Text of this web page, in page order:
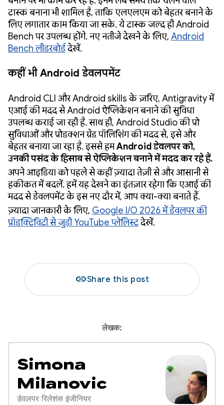
टास्क बनाना भी शामिल है, ताकि एलएलएम को बेहतर बनाने के
लिए लगातार काम किया जा सके. ये टास्क जल्द ही Android
Bench पर उपलब्ध होंगे. नए नतीजे देखने के लिए, Android
Bench लीडरबोर्डदेखें.
कहीं भी Android डेवलपमेंट
Android CLI और Android skills के ज़रिए, Antigravity में
एआई की मदद से Android ऐप्लिकेशन बनाने की सुविधा
उपलब्ध कराई जा रही है. साथ ही, Android Studio की प्रो
सुविधाओं और प्रोडक्शन ग्रेड पॉलिशिंग की मदद से, इसे और
बेहतर बनाया जा रहा है. इससे हमAndroid डेवलपर को,
उनकी पसंद के हिसाब से ऐप्लिकेशन बनाने में मदद कर रहे हैं.
अपने आइडिया को पहले से कहीं ज़्यादा तेज़ी से और आसानी से
हकीकत में बदलें. हमें यह देखने का इंतज़ार रहेगा कि एआई की
मदद से डेवलपमेंट के इस नए दौर में, आप क्या-क्या बनाते हैं.
ज़्यादा जानकारी के लिए, Google I/O 2026 में डेवलपर की
प्रॉडक्टिविटी से जुड़ी YouTube प्लेलिस्टदेखें.
linkShare this post
लेखक:
Simona
Milanovic
डेवलपर रिलेशंस इंजीनियर